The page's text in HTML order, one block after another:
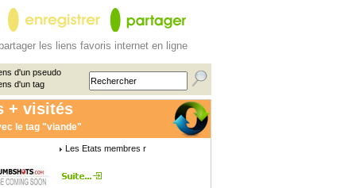
les liens favoris internet en ligne
d'un pseudo
d'un tag
+ visités
le tag "viande"
Les Etats membres r